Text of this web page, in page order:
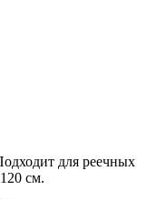
для реечных
см.